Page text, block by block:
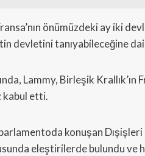
önümüzdeki ay iki
devletini tanıyabileceğine
Lammy, Birleşik
kabul etti.
konuşan
eleştirilerde bulundu ve